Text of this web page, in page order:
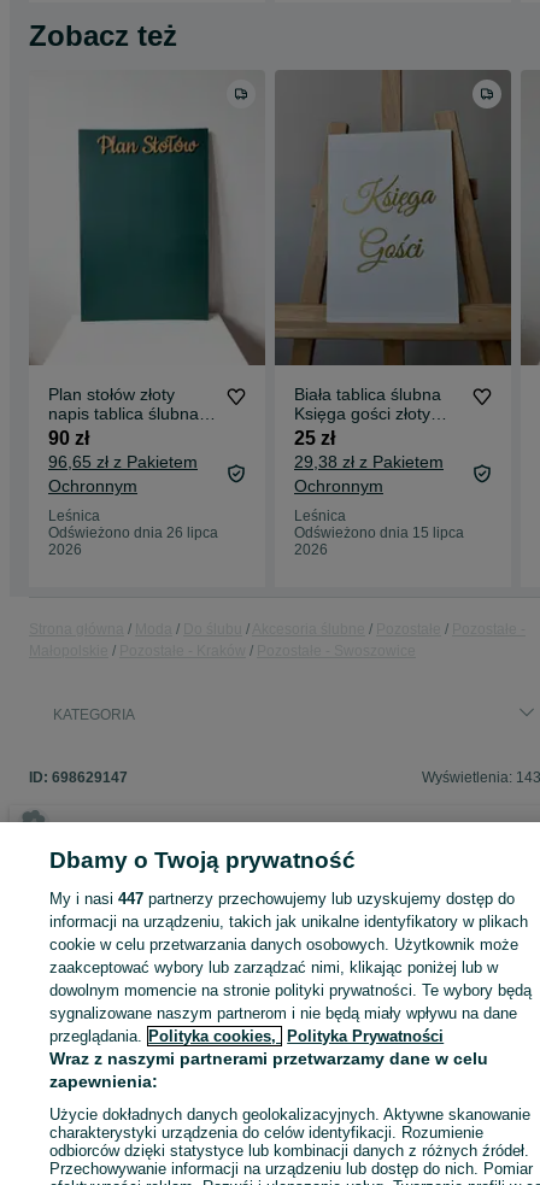
Zobacz też
Plan stołów złoty
napis tablica ślubna
Butelkowa zieleń
90 zł
96,65 zł z Pakietem
Ochronnym
Leśnica
Odświeżono dnia 26 lipca
2026
Biała tablica ślubna
Księga gości złoty
napis dekoracje sali
wesele
25 zł
29,38 zł z Pakietem
Ochronnym
Leśnica
Odświeżono dnia 15 lipca
2026
KATEGORIA
ID: 698629147 Wyświetlenia:
Zaloguj się lub załóż konto na OLX, aby skontaktować się z
sprzedającym
Zaloguj się / Załóż konto
Zadzwoń / SMS Wyślij wiadomość
Dbamy o Twoją prywatność
My i nasi447 partnerzy przechowujemy lub uzyskujemy dostęp do
informacji na urządzeniu, takich jak unikalne identyfikatory w plikach
cookie w celu przetwarzania danych osobowych. Użytkownik może
zaakceptować wybory lub zarządzać nimi, klikając poniżej lub w
dowolnym momencie na stronie polityki prywatności. Te wybory będą
sygnalizowane naszym partnerom i nie będą miały wpływu na dane
przeglądania. Polityka cookies, Polityka Prywatności
Wraz z naszymi partnerami przetwarzamy dane w celu
zapewnienia:
Użycie dokładnych danych geolokalizacyjnych. Aktywne skanowanie
charakterystyki urządzenia do celów identyfikacji. Rozumienie
odbiorców dzięki statystyce lub kombinacji danych z różnych źródeł.
Przechowywanie informacji na urządzeniu lub dostęp do nich. Pomiar